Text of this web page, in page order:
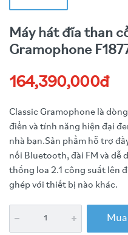
Máy hát đĩa than
Gramophone
164,390,000đ
Classic Gramophone là
điển và tính năng hiện đại
nhà bạn.Sản phẩm hỗ trợ
nối Bluetooth, đài FM và dễ
thống loa 2.1 công suất lên
ghép với thiết bị nào khác.